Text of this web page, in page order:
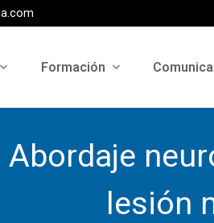
Formación
lesión